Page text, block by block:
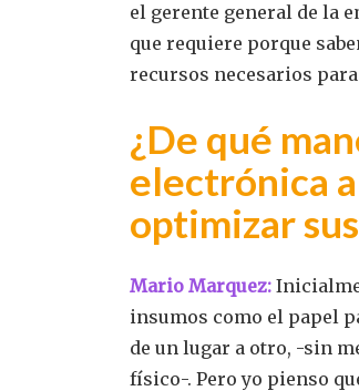
el gerente general de la
que requiere porque
recursos necesarios
¿De qué
electrónica
optimizar
Mario Marquez:
insumos como el papel
de un lugar a otro, -sin
físico-. Pero yo pienso